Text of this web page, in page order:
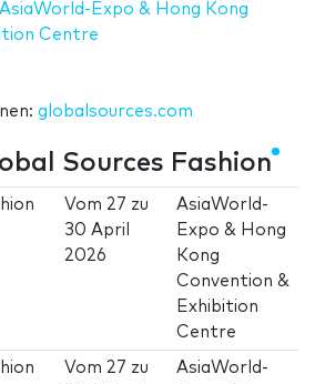
AsiaWorld-Expo & Hong Kong
Centre
globalsources.com
Sources Fashion
Vom 27 zu
30 April
2026
AsiaWorld-
Expo & Hong
Kong
Convention &
Exhibition
Centre
Vom 27 zu
AsiaWorld-